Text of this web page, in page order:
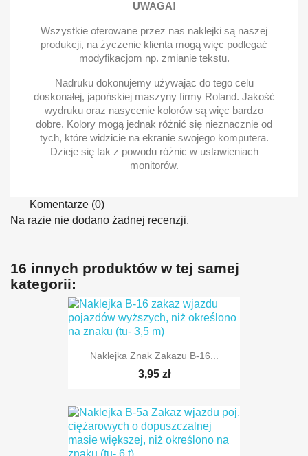
UWAGA!
Wszystkie oferowane przez nas naklejki są naszej
produkcji, na życzenie klienta mogą więc podlegać
modyfikacjom np. zmianie tekstu.
Nadruku dokonujemy używając do tego celu
doskonałej, japońskiej maszyny firmy Roland. Jakość
wydruku oraz nasycenie kolorów są więc bardzo
dobre. Kolory mogą jednak różnić się nieznacznie od
tych, które widzicie na ekranie swojego komputera.
Dzieje się tak z powodu różnic w ustawieniach
monitorów.
Komentarze (0)
Na razie nie dodano żadnej recenzji.
16 innych produktów w tej samej
kategorii:
Naklejka Znak Zakazu B-16...
3,95 zł